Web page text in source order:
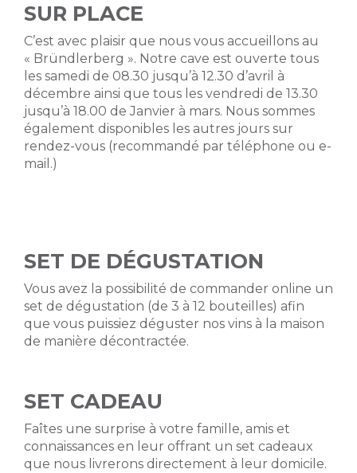
SUR PLACE
C’est avec plaisir que nous vous accueillons au
« Bründlerberg ». Notre cave est ouverte tous
les samedi de 08.30 jusqu’à 12.30 d’avril à
décembre ainsi que tous les vendredi de 13.30
jusqu’à 18.00 de Janvier à mars. Nous sommes
également disponibles les autres jours sur
rendez-vous (recommandé par téléphone ou e-
mail.)
SET DE DÉGUSTATION
Vous avez la possibilité de commander online un
set de dégustation (de 3 à 12 bouteilles) afin
que vous puissiez déguster nos vins à la maison
de manière décontractée.
SET CADEAU
Faîtes une surprise à votre famille, amis et
connaissances en leur offrant un set cadeaux
que nous livrerons directement à leur domicile.